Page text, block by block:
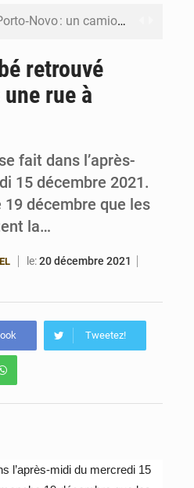
Porto‑Novo : un camion de produits pétroliers embrase Avakpa
Bénin : Le CEG La Verdure de Ouèdo fait sa mue pour la rentrée
retrouvé
rue à
fait dans l’après-
15 décembre 2021.
19 décembre que les
la…
le:20 décembre 2021
Tweetez!
l’après-midi du mercredi 15